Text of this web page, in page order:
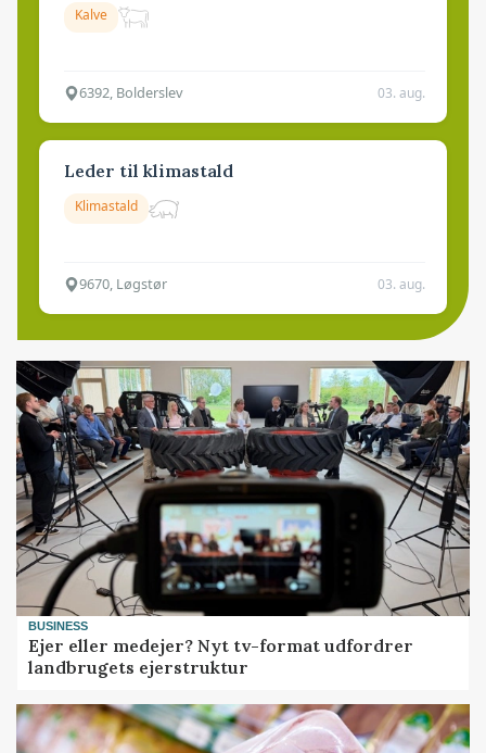
Kalve
6392, Bolderslev 03. aug.
Leder til klimastald
Klimastald
9670, Løgstør 03. aug.
BUSINESS
Ejer eller medejer? Nyt tv-format udfordrer
landbrugets ejerstruktur